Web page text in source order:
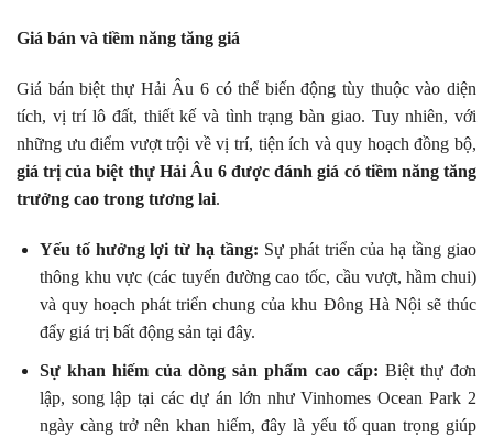
Giá bán và tiềm năng tăng giá
Giá bán biệt thự Hải Âu 6 có thể biến động tùy thuộc vào diện
tích, vị trí lô đất, thiết kế và tình trạng bàn giao. Tuy nhiên, với
những ưu điểm vượt trội về vị trí, tiện ích và quy hoạch đồng bộ,
giá trị của biệt thự Hải Âu 6 được đánh giá có tiềm năng tăng
trưởng cao trong tương lai.
Yếu tố hưởng lợi từ hạ tầng: Sự phát triển của hạ tầng giao
thông khu vực (các tuyến đường cao tốc, cầu vượt, hầm chui)
và quy hoạch phát triển chung của khu Đông Hà Nội sẽ thúc
đẩy giá trị bất động sản tại đây.
Sự khan hiếm của dòng sản phẩm cao cấp: Biệt thự đơn
lập, song lập tại các dự án lớn như Vinhomes Ocean Park 2
ngày càng trở nên khan hiếm, đây là yếu tố quan trọng giúp